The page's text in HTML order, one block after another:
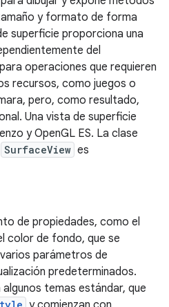
y formato de forma
superficie proporciona una
del
operaciones que requieren
recursos, como juegos o
pero, como resultado,
Una vista de superficie
y OpenGL ES. La clase
SurfaceView es
de propiedades, como el
color de fondo, que se
parámetros de
predeterminados.
temas estándar, que